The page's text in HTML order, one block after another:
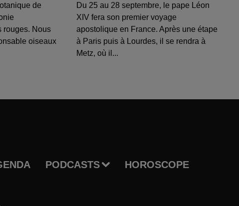
de
rouges. Nous
oiseaux
Du 25 au 28 septembre, le pape Léon
XIV fera son premier voyage
apostolique en France. Après une étape
à Paris puis à Lourdes, il se rendra à
Metz, où il...
PODCASTS HOROSCOPE